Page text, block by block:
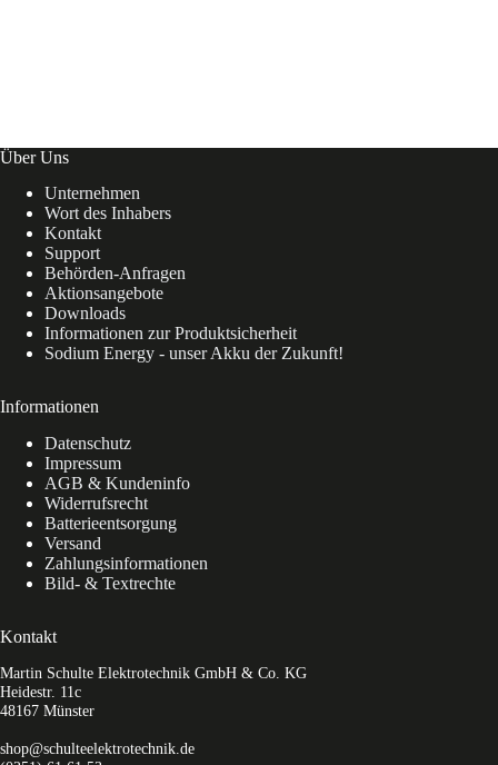
Über Uns
Unternehmen
Wort des Inhabers
Kontakt
Support
Behörden-Anfragen
Aktionsangebote
Downloads
Informationen zur Produktsicherheit
Sodium Energy - unser Akku der Zukunft!
Informationen
Datenschutz
Impressum
AGB & Kundeninfo
Widerrufsrecht
Batterieentsorgung
Versand
Zahlungsinformationen
Bild- & Textrechte
Kontakt
Martin Schulte Elektrotechnik GmbH & Co. KG
Heidestr. 11c
48167 Münster
shop@schulteelektrotechnik.de